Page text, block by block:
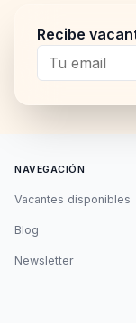
Recibe
NAVEGACIÓN
Vacantes disponibles
Blog
Newsletter